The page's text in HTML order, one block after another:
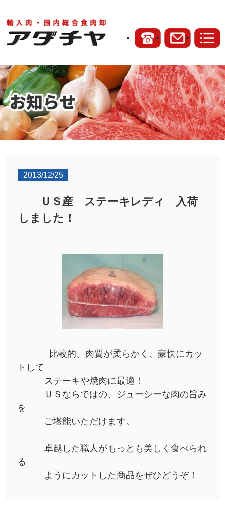
2013/12/25
ＵＳ産 ステーキレディ 入荷
しました！
比較的、肉質が柔らかく、豪快にカッ
トして
ステーキや焼肉に最適！
ＵＳならではの、ジューシーな肉の旨み
を
ご堪能いただけます。
卓越した職人がもっとも美しく食べられ
る
ようにカットした商品をぜひどうぞ！